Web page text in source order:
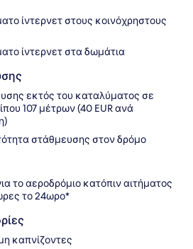
ίντερνετ στους κοινόχρηστους
ίντερνετ στα δωμάτια
εκτός του καταλύματος σε
107 μέτρων (40 EUR ανά
στάθμευσης στον δρόμο
το αεροδρόμιο κατόπιν αιτήματος
το 24ωρο*
καπνίζοντες